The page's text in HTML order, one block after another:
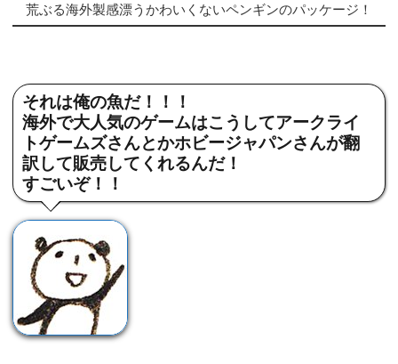
荒ぶる海外製感漂うかわいくないペンギンのパッケージ！
それは俺の魚だ！！！
海外で大人気のゲームはこうしてアークライ
トゲームズさんとかホビージャパンさんが翻
訳して販売してくれるんだ！
すごいぞ！！